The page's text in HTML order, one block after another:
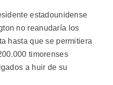
estadounidense
no reanudaría los
hasta que se permitiera
timorenses
a huir de su